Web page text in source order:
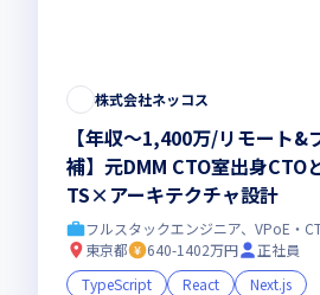
株式会社ネッコス
【年収〜1,400万/リモート&
補】元DMM CTO室出身CTO
TS×アーキテクチャ設計
フルスタックエンジニア、VPoE・
東京都
640-1402万円
正社員
TypeScript
React
Next.js